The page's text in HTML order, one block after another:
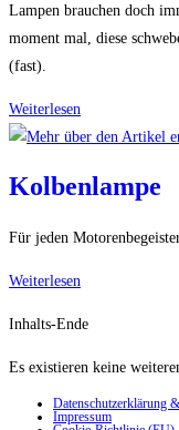
Lampen brauchen doch
moment mal, diese
(fast).
Weiterlesen
Lampe
Kolbenlampe
Für jeden
Weiterlesen
Inhalts-Ende
Es existieren keine
Datenschutzerklärung
Impressum